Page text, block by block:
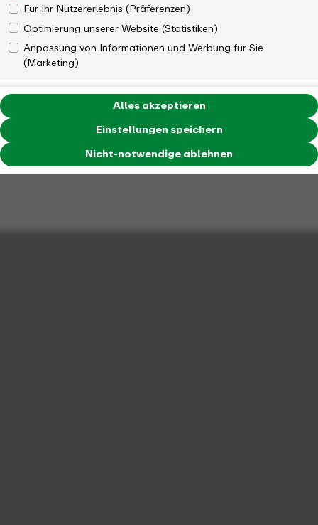
Für Ihr Nutzererlebnis (Präferenzen)
Optimierung unserer Website (Statistiken)
Anpassung von Informationen und Werbung für Sie
(Marketing)
Einstellungen speichern
Nicht-notwendige ablehnen
Alles akzeptieren